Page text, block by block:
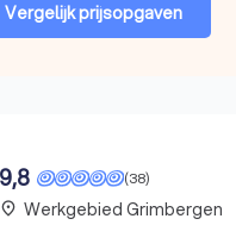
Vergelijk prijsopgaven
(38)
9,8
place Werkgebied Grimbergen